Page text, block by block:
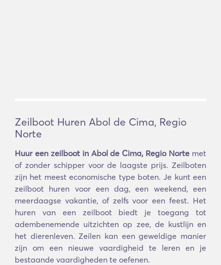
Zeilboot Huren Abol de Cima, Regio
Norte
Huur een zeilboot in Abol de Cima, Regio Norte met
of zonder schipper voor de laagste prijs. Zeilboten
zijn het meest economische type boten. Je kunt een
zeilboot huren voor een dag, een weekend, een
meerdaagse vakantie, of zelfs voor een feest. Het
huren van een zeilboot biedt je toegang tot
adembenemende uitzichten op zee, de kustlijn en
het dierenleven. Zeilen kan een geweldige manier
zijn om een nieuwe vaardigheid te leren en je
bestaande vaardigheden te oefenen.